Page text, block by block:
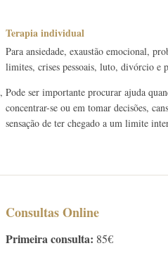
Terapia individual
Para ansiedade, exaustão emocional,
limites, crises pessoais, luto, divórcio e
Pode ser importante procurar ajuda
concentrar-se ou em tomar decisões,
sensação de ter chegado a um limite
Consultas Online
Primeira consulta: 85€